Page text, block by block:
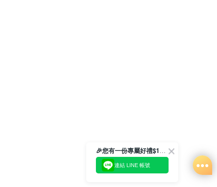
🎉您有一份專屬好禮$100正等著您🎁
連結 LINE 帳號